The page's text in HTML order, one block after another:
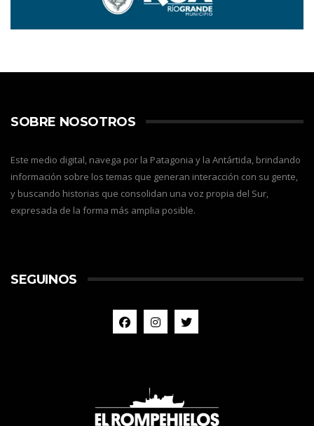
SOBRE NOSOTROS
Este medio digital, navega por la Patagonia y la Antártida, brindando
información sobre los temas que generan interacción con su gente,
y buscando historias que consolidan una voz propia del Sur,
expresada de la forma más amplia posible.
SEGUINOS